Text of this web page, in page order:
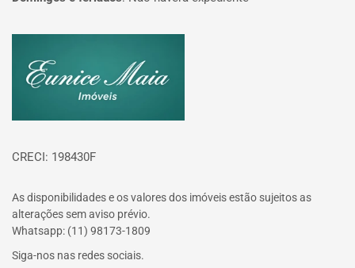
CRECI: 198430F
As disponibilidades e os valores dos imóveis estão sujeitos as
alterações sem aviso prévio.
Whatsapp: (11) 98173-1809
Siga-nos nas redes sociais.